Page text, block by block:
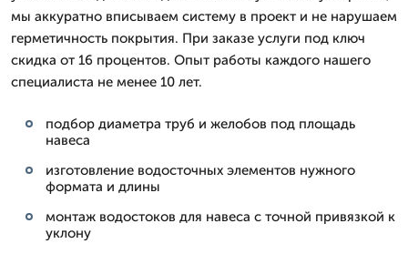
мы аккуратно вписываем систему в проект и не нарушаем
герметичность покрытия. При заказе услуги под ключ
скидка от 16 процентов. Опыт работы каждого нашего
специалиста не менее 10 лет.
подбор диаметра труб и желобов под площадь
навеса
изготовление водосточных элементов нужного
формата и длины
монтаж водостоков для навеса с точной привязкой к
уклону